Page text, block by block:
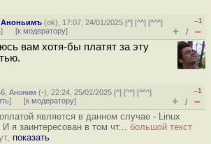
,Аноньимъ (ok), 17:07, 24/01/2025 [^] [^^] [^^^]
] [к модератору]
–1
+ / –
вам хотя-бы платят за эту
,Аноним (-), 22:24, 25/01/2025 [^] [^^] [^^^]
] [к модератору]
–1
+ / –
является в данном случае - Linux
И я заинтересован в том чт... большой текст
показать